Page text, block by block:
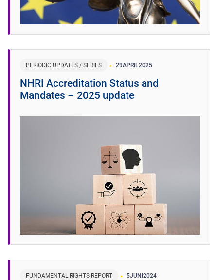
PERIODIC UPDATES / SERIES 29APRIL2025
NHRI Accreditation Status and
Mandates – 2025 update
FUNDAMENTAL RIGHTS REPORT 5JUNI2024